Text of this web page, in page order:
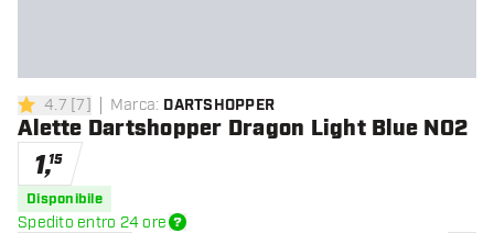
4.7 stelle di valutazione
4.7 [7] Marca: DARTSHOPPER
Alette Dartshopper Dragon Light Blue NO2
1,15
Disponibile
Spedito entro 24 ore